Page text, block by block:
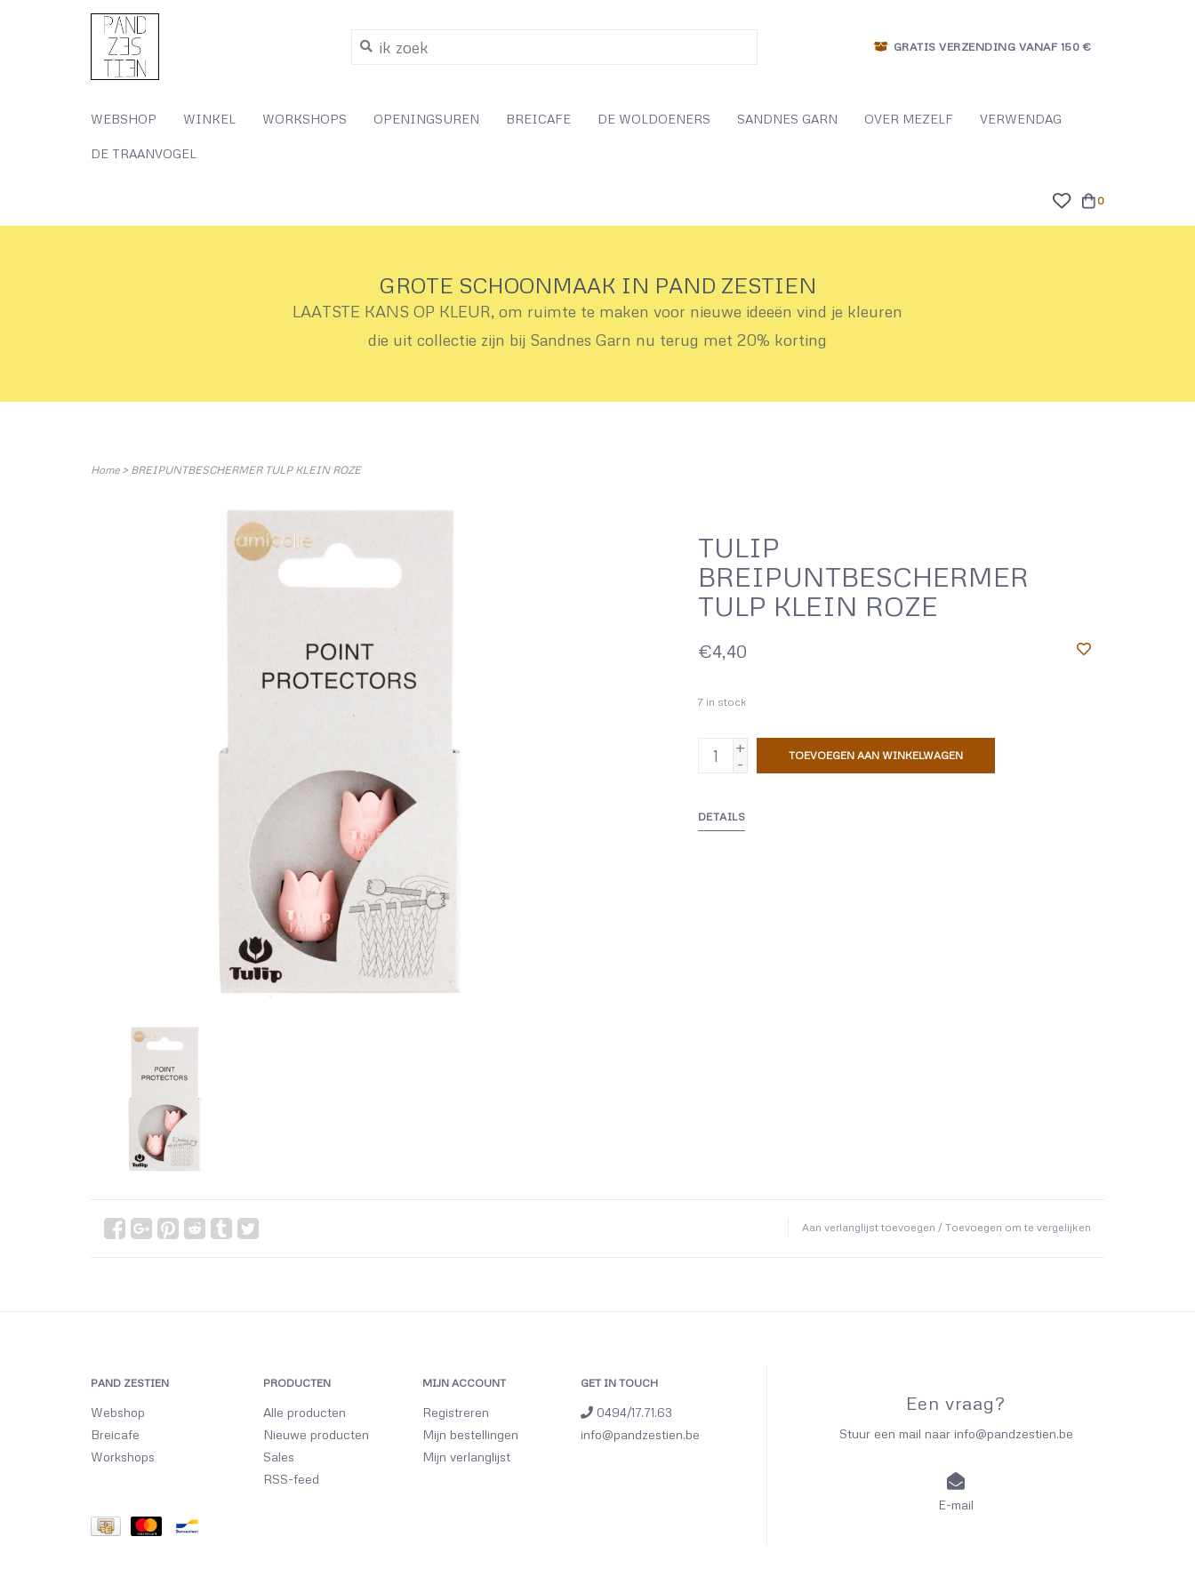
GRATIS VERZENDING VANAF 150 €
WEBSHOP WINKEL WORKSHOPS OPENINGSUREN BREICAFE DE WOLDOENERS SANDNES GARN OVER MEZELF VERWENDAG
DE TRAANVOGEL
0
GROTE SCHOONMAAK IN PAND ZESTIEN
LAATSTE KANS OP KLEUR, om ruimte te maken voor nieuwe ideeën vind je kleuren
die uit collectie zijn bij Sandnes Garn nu terug met 20% korting
Home> BREIPUNTBESCHERMER TULP KLEIN ROZE
TULIP
BREIPUNTBESCHERMER
TULP KLEIN ROZE
€4,40
7 in stock
+
-
TOEVOEGEN AAN WINKELWAGEN
DETAILS
Aan verlanglijst toevoegen / Toevoegen om te vergelijken
PAND ZESTIEN
Webshop
Breicafe
Workshops
PRODUCTEN
Alle producten
Nieuwe producten
Sales
RSS-feed
MIJN ACCOUNT
Registreren
Mijn bestellingen
Mijn verlanglijst
GET IN TOUCH
0494/17.71.63
info@pandzestien.be
Een vraag?
Stuur een mail naar info@pandzestien.be
E-mail